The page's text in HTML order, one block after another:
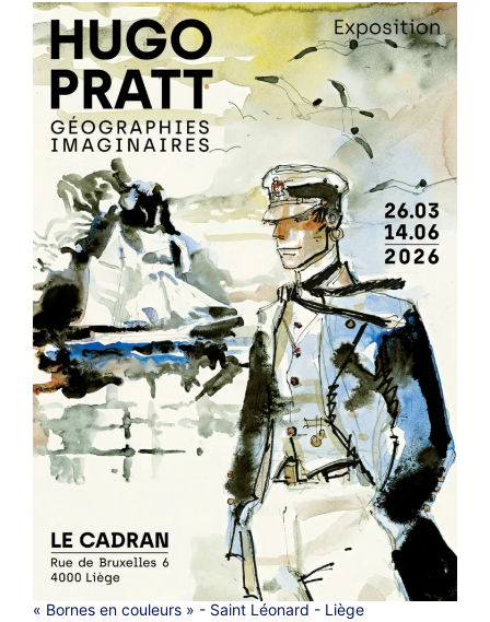
« Bornes en couleurs » - Saint Léonard - Liège